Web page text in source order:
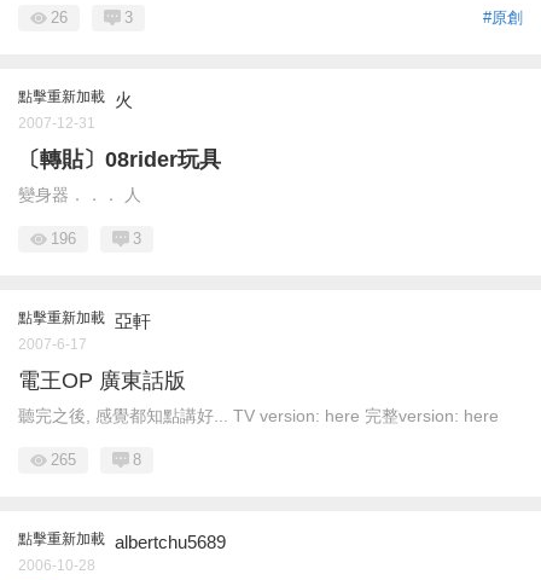
#原創
26 3
點擊重新加載 火
2007-12-31
〔轉貼〕08rider玩具
變身器．．． 人
196 3
點擊重新加載 亞軒
2007-6-17
電王OP 廣東話版
聽完之後, 感覺都知點講好... TV version: here 完整version: here
265 8
點擊重新加載 albertchu5689
2006-10-28